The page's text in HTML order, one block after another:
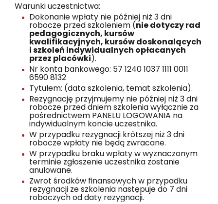
Warunki uczestnictwa:
Dokonanie wpłaty nie później niż 3 dni
robocze przed szkoleniem (nie dotyczy rad
pedagogicznych, kursów
kwalifikacyjnych, kursów doskonalących
i szkoleń indywidualnych opłacanych
przez placówki).
Nr konta bankowego: 57 1240 1037 1111 0011
6590 8132
Tytułem: (data szkolenia, temat szkolenia).
Rezygnację przyjmujemy nie później niż 3 dni
robocze przed dniem szkolenia wyłącznie za
pośrednictwem PANELU LOGOWANIA na
indywidualnym koncie uczestnika.
W przypadku rezygnacji krótszej niż 3 dni
robocze wpłaty nie będą zwracane.
W przypadku braku wpłaty w wyznaczonym
terminie zgłoszenie uczestnika zostanie
anulowane.
Zwrot środków finansowych w przypadku
rezygnacji ze szkolenia następuje do 7 dni
roboczych od daty rezygnacji.